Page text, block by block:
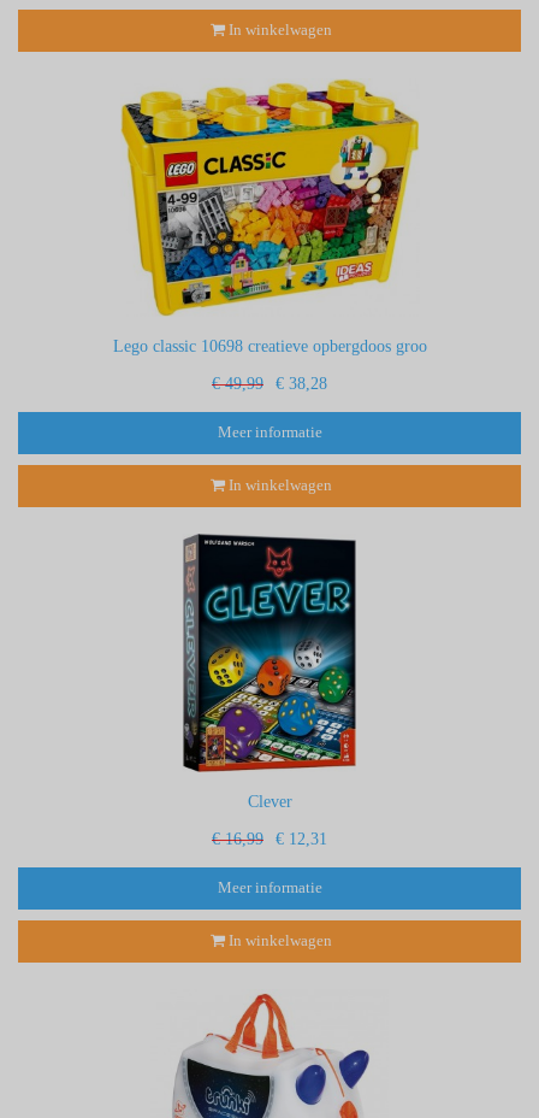
In winkelwagen
Lego classic 10698 creatieve opbergdoos groo
€ 49,99 € 38,28
Meer informatie
In winkelwagen
Clever
€ 16,99 € 12,31
Meer informatie
In winkelwagen